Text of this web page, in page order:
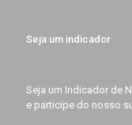
Seja um indicador
Seja um Indicador de
e participe do nosso